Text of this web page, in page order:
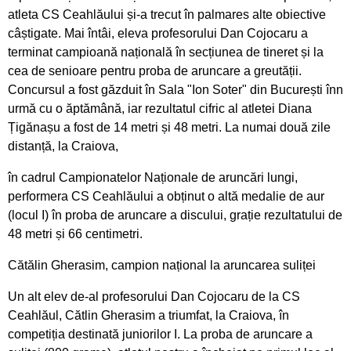
Pregătiri cu folos pentru Campionatul Mondial
din Franța
Obiectiv de medalii la ultimul concurs pe
ergometru
CS Ceahlăul este cu toate pânzele sus
Campionatul de Karate Traditional Fudokan
Cooptați la loturile naționale de juniori
Mondiale de telegrafie viteză
Georgiana Blanariu, medalie de aur la
Campionatul Balcanic
atleta CS Ceahlăului și-a trecut în palmares alte obiective
câștigate. Mai întâi, eleva profesorului Dan Cojocaru a
terminat campioană națională în secțiunea de tineret și la
cea de senioare pentru proba de aruncare a greutății.
Concursul a fost găzduit în Sala "Ion Soter" din București înn
urmă cu o ăptămână, iar rezultatul cifric al atletei Diana
Țigănașu a fost de 14 metri și 48 metri. La numai două zile
distanță, la Craiova,
în cadrul Campionatelor Naționale de aruncări lungi,
performera CS Ceahlăului a obținut o altă medalie de aur
(locul I) în proba de aruncare a discului, grație rezultatului de
48 metri și 66 centimetri.
Cătălin Gherasim, campion național la aruncarea suliței
Un alt elev de-al profesorului Dan Cojocaru de la CS
Ceahlăul, Cătlin Gherasim a triumfat, la Craiova, în
competiția destinată juniorilor I. La proba de aruncare a